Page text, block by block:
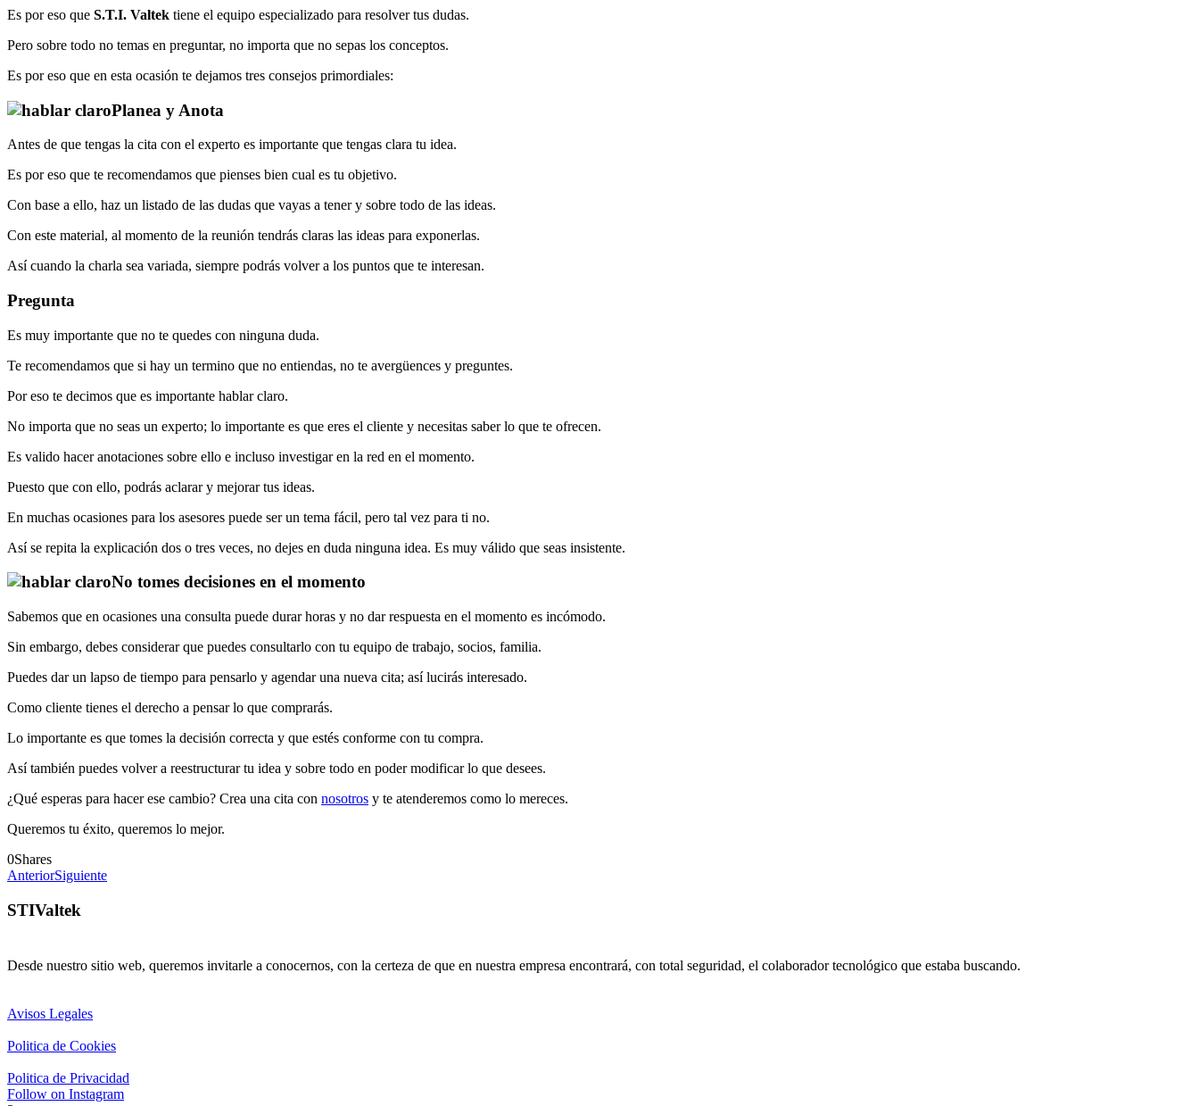
Es por eso que S.T.I. Valtek tiene el equipo especializado para resolver tus dudas.
Pero sobre todo no temas en preguntar, no importa que no sepas los conceptos.
Es por eso que en esta ocasión te dejamos tres consejos primordiales:
Planea y Anota
Antes de que tengas la cita con el experto es importante que tengas clara tu idea.
Es por eso que te recomendamos que pienses bien cual es tu objetivo.
Con base a ello, haz un listado de las dudas que vayas a tener y sobre todo de las ideas.
Con este material, al momento de la reunión tendrás claras las ideas para exponerlas.
Así cuando la charla sea variada, siempre podrás volver a los puntos que te interesan.
Pregunta
Es muy importante que no te quedes con ninguna duda.
Te recomendamos que si hay un termino que no entiendas, no te avergüences y preguntes.
Por eso te decimos que es importante hablar claro.
No importa que no seas un experto; lo importante es que eres el cliente y necesitas saber lo que te ofrecen.
Es valido hacer anotaciones sobre ello e incluso investigar en la red en el momento.
Puesto que con ello, podrás aclarar y mejorar tus ideas.
En muchas ocasiones para los asesores puede ser un tema fácil, pero tal vez para ti no.
Así se repita la explicación dos o tres veces, no dejes en duda ninguna idea. Es muy válido que seas insistente.
No tomes decisiones en el momento
Sabemos que en ocasiones una consulta puede durar horas y no dar respuesta en el momento es incómodo.
Sin embargo, debes considerar que puedes consultarlo con tu equipo de trabajo, socios, familia.
Puedes dar un lapso de tiempo para pensarlo y agendar una nueva cita; así lucirás interesado.
Como cliente tienes el derecho a pensar lo que comprarás.
Lo importante es que tomes la decisión correcta y que estés conforme con tu compra.
Así también puedes volver a reestructurar tu idea y sobre todo en poder modificar lo que desees.
¿Qué esperas para hacer ese cambio? Crea una cita con nosotros y te atenderemos como lo mereces.
Queremos tu éxito, queremos lo mejor.
0Shares
AnteriorSiguiente
STIValtek
Desde nuestro sitio web, queremos invitarle a conocernos, con la certeza de que en nuestra empresa encontrará, con total seguridad, el colaborador tecnológico que estaba buscando.
Avisos Legales
Politica de Cookies
Politica de Privacidad
Follow on Instagram